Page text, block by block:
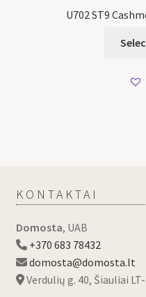
U702 ST9
KONTAKTAI
Domosta, UAB
+370 683 78432
domosta@domosta.lt
Verdulių g. 40, Šiauliai